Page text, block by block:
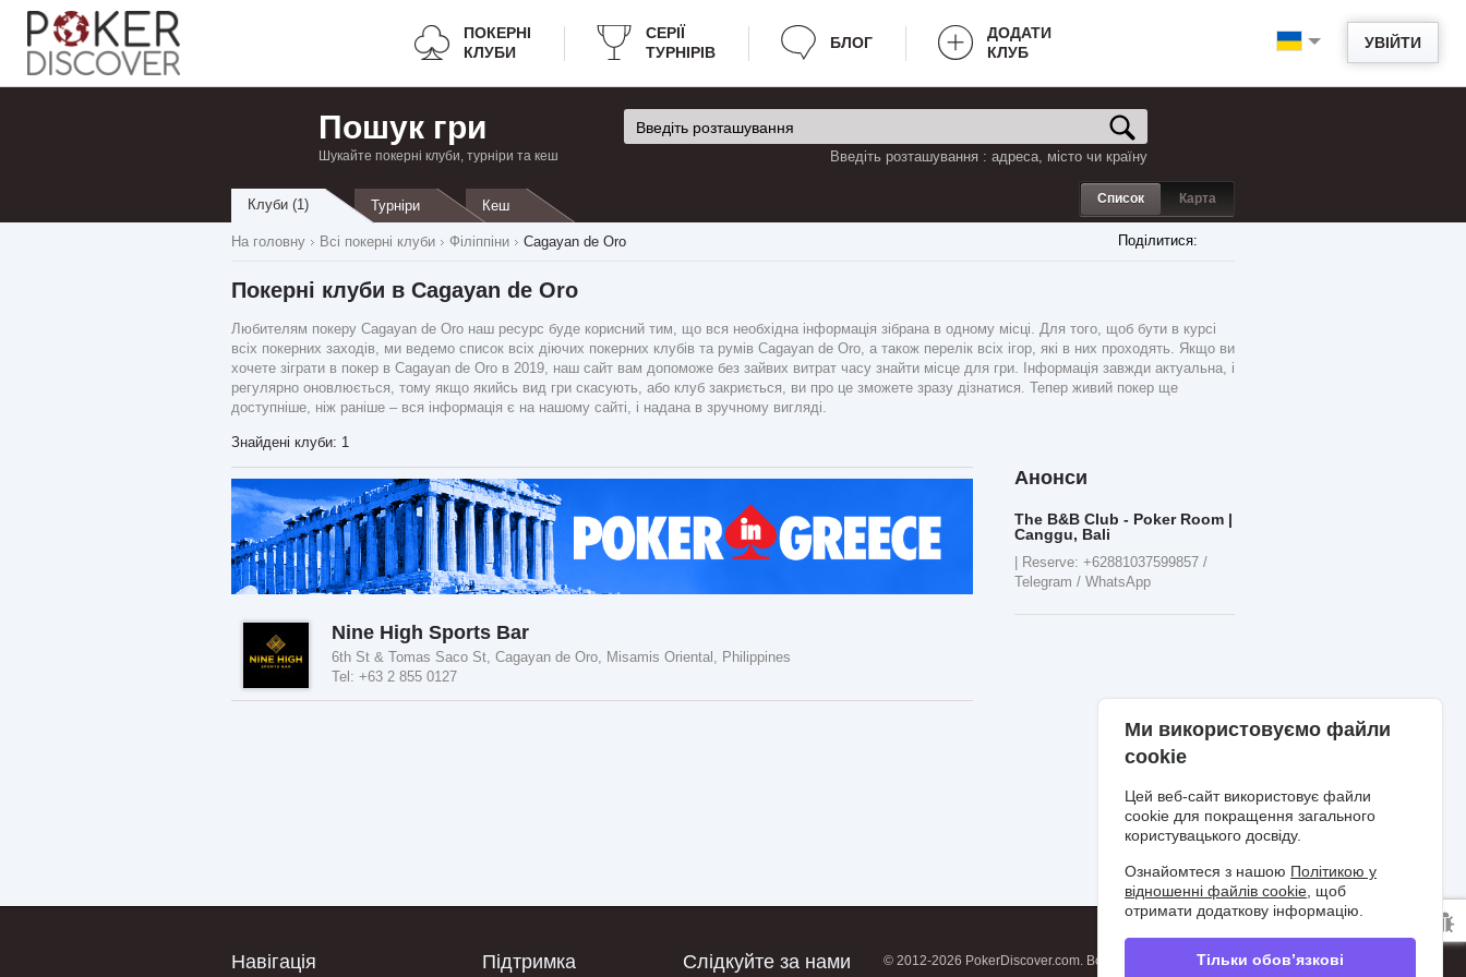
УВІЙТИ
ПОКЕРНІ
КЛУБИ
CЕРІЇ
ТУРНІРІВ
БЛОГ
ДОДАТИ
КЛУБ
Пошук гри
Шукайте покерні клуби, турніри та кеш Введіть розташування : адреса, місто чи країну
Клуби (1) Турніри Кеш Список Карта
Поділитися:
На головну Всі покерні клуби Філіппіни Cagayan de Oro
Покерні клуби в Cagayan de Oro
Любителям покеру Cagayan de Oro наш ресурс буде корисний тим, що вся необхідна інформація зібрана в одному місці. Для того, щоб бути в курсі
всіх покерних заходів, ми ведемо список всіх діючих покерних клубів та румів Cagayan de Oro, а також перелік всіх ігор, які в них проходять. Якщо ви
хочете зіграти в покер в Cagayan de Oro в 2019, наш сайт вам допоможе без зайвих витрат часу знайти місце для гри. Інформація завжди актуальна, і
регулярно оновлюється, тому якщо якийсь вид гри скасують, або клуб закриється, ви про це зможете зразу дізнатися. Тепер живий покер ще
доступніше, ніж раніше – вся інформація є на нашому сайті, і надана в зручному вигляді.
Знайдені клуби: 1
Nine High Sports Bar
6th St & Tomas Saco St, Cagayan de Oro, Misamis Oriental, Philippines
Tel: +63 2 855 0127
Анонси
The B&B Club - Poker Room |
Canggu, Bali
| Reserve: +62881037599857 /
Telegram / WhatsApp
Навігація Підтримка Слідкуйте за нами © 2012-2026 PokerDiscover.com. Всі права захищені.
Ми використовуємо файли
cookie
Цей веб-сайт використовує файли
cookie для покращення загального
користувацького досвіду.
Ознайомтеся з нашою Політикою у
відношенні файлів cookie, щоб
отримати додаткову інформацію.
Тільки обов’язкові